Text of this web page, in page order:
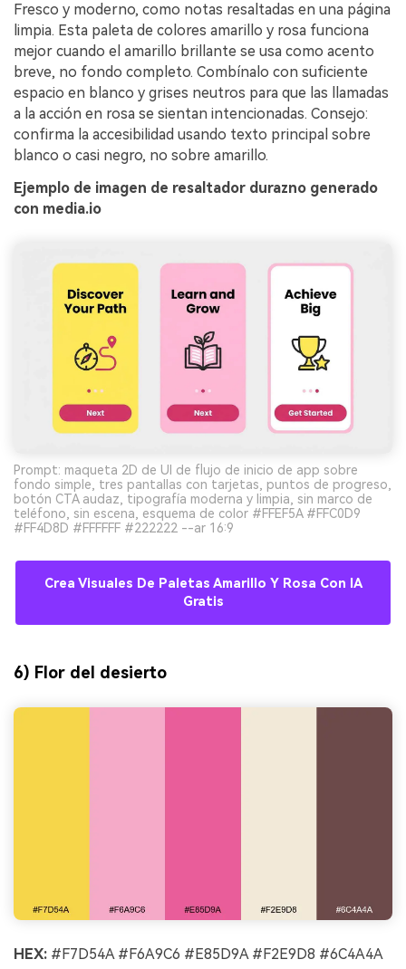
Fresco y moderno, como notas resaltadas en una página
limpia. Esta paleta de colores amarillo y rosa funciona
mejor cuando el amarillo brillante se usa como acento
breve, no fondo completo. Combínalo con suficiente
espacio en blanco y grises neutros para que las llamadas
a la acción en rosa se sientan intencionadas. Consejo:
confirma la accesibilidad usando texto principal sobre
blanco o casi negro, no sobre amarillo.
Ejemplo de imagen de resaltador durazno generado
con media.io
Prompt: maqueta 2D de UI de flujo de inicio de app sobre
fondo simple, tres pantallas con tarjetas, puntos de progreso,
botón CTA audaz, tipografía moderna y limpia, sin marco de
teléfono, sin escena, esquema de color #FFEF5A #FFC0D9
#FF4D8D #FFFFFF #222222 --ar 16:9
Crea Visuales De Paletas Amarillo Y Rosa Con IA
Gratis
6) Flor del desierto
HEX: #F7D54A #F6A9C6 #E85D9A #F2E9D8 #6C4A4A